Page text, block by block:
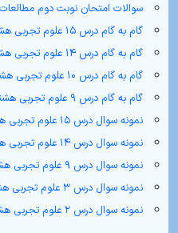
سوالات امتحان نوبت دوم
گام به گام درس ۱۵ علوم تجربی هشتم - جواب بخش های...
گام به گام درس ۱۴ علوم تجربی هشتم - جواب بخش های...
گام به گام درس ۱۰ علوم تجربی هشتم - جواب بخش های...
گام به گام درس ۹ علوم تجربی هشتم - جواب بخش های ...
نمونه سوال درس ۱۵ علوم تجربی هشتم - سوالات امتحا...
نمونه سوال درس ۱۴ علوم تجربی هشتم - سوالات امتحا...
نمونه سوال درس ۹ علوم تجربی هشتم - سوالات امتحان...
نمونه سوال درس ۳ علوم تجربی هشتم - سوالات امتحان...
نمونه سوال درس ۲ علوم تجربی هشتم - سوالات امتحان...